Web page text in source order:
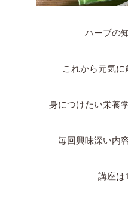
ハーブの
これから元気
身につけたい栄養
毎回興味深い内
講座は